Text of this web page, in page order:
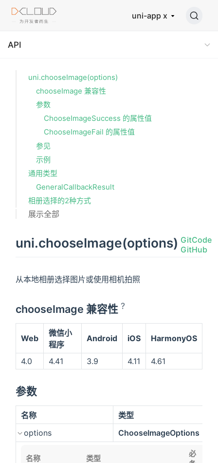
uni-app x
API
uni.chooseImage(options)
chooseImage 兼容性
参数
ChooseImageSuccess 的属性值
ChooseImageFail 的属性值
参见
示例
通用类型
GeneralCallbackResult
相册选择的2种方式
展示全部
uni.chooseImage(options)
从本地相册选择图片或使用相机拍照
chooseImage 兼容性?
Web
微信小
程序
Android iOS HarmonyOS
4.0 4.41 3.9 4.11 4.61
参数
名称
类型
options
ChooseImageOptions
名称 类型
必